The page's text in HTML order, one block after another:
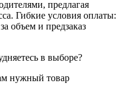
предлагая
Гибкие условия оплаты:
объем и предзаказ
в выборе?
нужный товар